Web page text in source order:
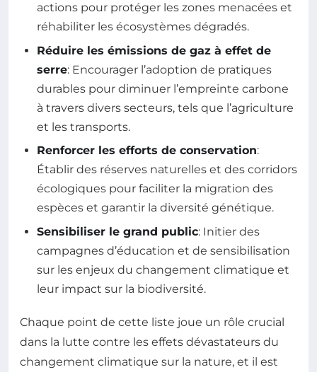
actions pour protéger les zones menacées et
réhabiliter les écosystèmes dégradés.
Réduire les émissions de gaz à effet de
serre: Encourager l’adoption de pratiques
durables pour diminuer l’empreinte carbone
à travers divers secteurs, tels que l’agriculture
et les transports.
Renforcer les efforts de conservation:
Établir des réserves naturelles et des corridors
écologiques pour faciliter la migration des
espèces et garantir la diversité génétique.
Sensibiliser le grand public: Initier des
campagnes d’éducation et de sensibilisation
sur les enjeux du changement climatique et
leur impact sur la biodiversité.
Chaque point de cette liste joue un rôle crucial
dans la lutte contre les effets dévastateurs du
changement climatique sur la nature, et il est